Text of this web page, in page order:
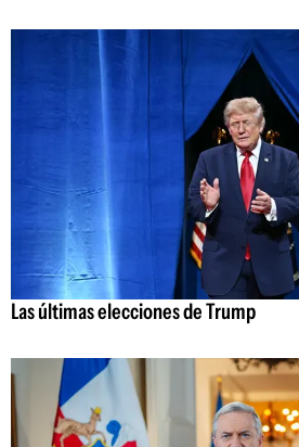
Las últimas elecciones de Trump